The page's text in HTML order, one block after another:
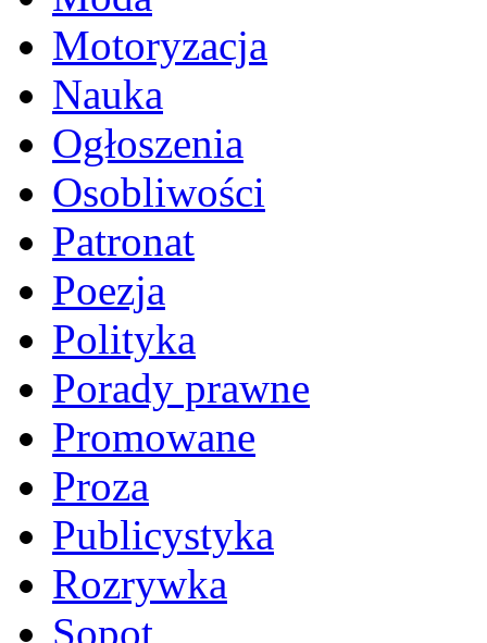
Motoryzacja
Nauka
Ogłoszenia
Osobliwości
Patronat
Poezja
Polityka
Porady prawne
Promowane
Proza
Publicystyka
Rozrywka
Sopot